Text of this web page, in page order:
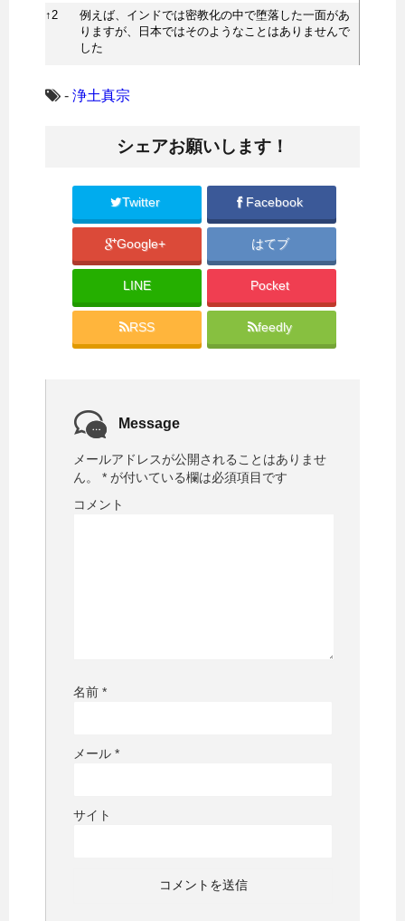
↑2
例えば、インドでは密教化の中で堕落した一面があ
りますが、日本ではそのようなことはありませんで
した
- 浄土真宗
シェアお願いします！
Twitter Facebook
Google+ はてブ
LINE Pocket
RSS feedly
Message
メールアドレスが公開されることはありませ
ん。
* が付いている欄は必須項目です
コメント
名前 *
メール *
サイト